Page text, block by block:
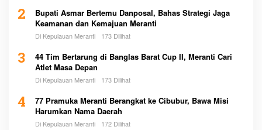
2
Bupati Asmar Bertemu Danposal, Bahas Strategi Jaga
Keamanan dan Kemajuan Meranti
Di Kepulauan Meranti 173 Dilihat
3
44 Tim Bertarung di Banglas Barat Cup II, Meranti Cari
Atlet Masa Depan
Di Kepulauan Meranti 173 Dilihat
4
77 Pramuka Meranti Berangkat ke Cibubur, Bawa Misi
Harumkan Nama Daerah
Di Kepulauan Meranti 172 Dilihat